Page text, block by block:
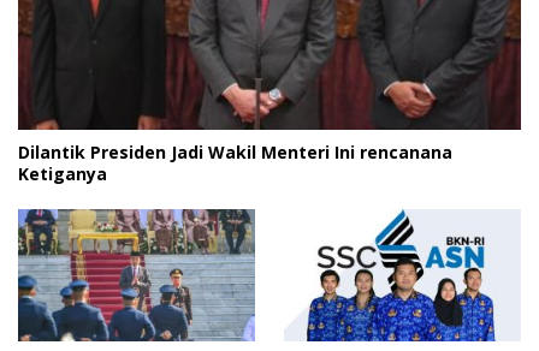
Dilantik Presiden Jadi Wakil Menteri Ini rencanana
Ketiganya